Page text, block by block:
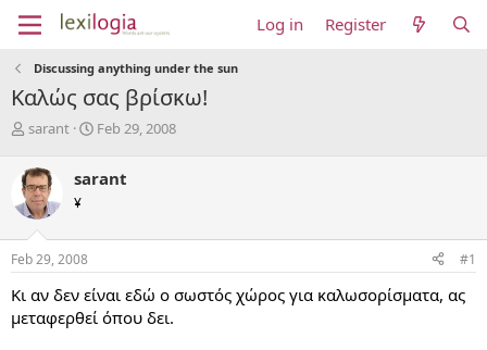
Log in Register
Discussing anything under the sun
Καλώς σας βρίσκω!
T
r
e
a
d
s
t
r
t
sarant
S
r
a
Feb 29, 2008
sarant
¥
Feb 29, 2008 #1
Κι αν δεν είναι εδώ ο σωστός χώρος για καλωσορίσματα, ας
μεταφερθεί όπου δει.